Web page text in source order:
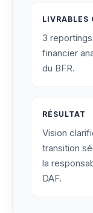
LIVRABLES
3
financier
du BFR.
RÉSULTAT
Vision
transition
la
DAF.